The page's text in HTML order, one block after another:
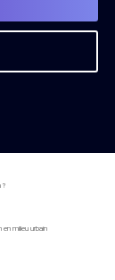
?
milieu urbain